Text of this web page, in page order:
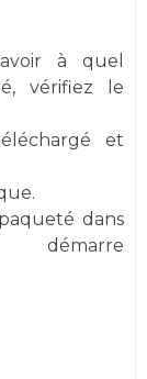
à quel
vérifiez le
et
dans
démarre